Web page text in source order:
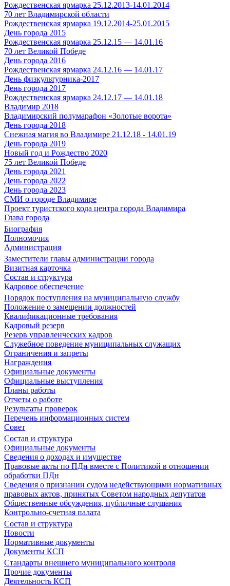
Рождественская ярмарка 25.12.2013-14.01.2014
70 лет Владимирской области
Рождественская ярмарка 19.12.2014-25.01.2015
День города 2015
Рождественская ярмарка 25.12.15 — 14.01.16
70 лет Великой Победе
День города 2016
Рождественская ярмарка 24.12.16 — 14.01.17
День физкультурника-2017
День города 2017
Рождественская ярмарка 24.12.17 — 14.01.18
Владимир 2018
Владимирский полумарафон «Золотые ворота»
День города 2018
Снежная магия во Владимире 21.12.18 - 14.01.19
День города 2019
Новый год и Рождество 2020
75 лет Великой Победе
День города 2021
День города 2022
День города 2023
СМИ о городе Владимире
Проект туристского кода центра города Владимира
Глава города
Биография
Полномочия
Администрация
Заместители главы администрации города
Визитная карточка
Состав и структура
Кадровое обеспечение
Порядок поступления на муниципальную службу
Положение о замещении должностей
Квалификационные требования
Кадровый резерв
Резерв управленческих кадров
Служебное поведение муниципальных служащих
Ограничения и запреты
Награждения
Официальные документы
Официальные выступления
Планы работы
Отчеты о работе
Результаты проверок
Перечень информационных систем
Совет
Состав и структура
Официальные документы
Сведения о доходах и имуществе
Правовые акты по ПДн вместе с Политикой в отношении
обработки ПДн
Сведения о признании судом недействующими нормативных
правовых актов, принятых Советом народных депутатов
Общественные обсуждения, публичные слушания
Контрольно-счетная палата
Состав и структура
Новости
Нормативные документы
Документы КСП
Стандарты внешнего муниципального контроля
Прочие документы
Деятельность КСП